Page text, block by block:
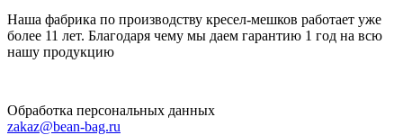
Наша фабрика по производству кресел-мешков работает уже
более 11 лет. Благодаря чему мы даем гарантию 1 год на всю
нашу продукцию
Обработка персональных данных
zakaz@bean-bag.ru